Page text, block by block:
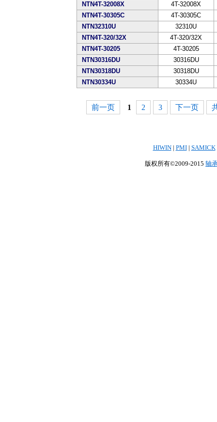
NTN4T-32008X
4T-32008X
NTN4T-30305C
4T-30305C
NTN32310U
32310U
NTN4T-320/32X
4T-320/32X
NTN4T-30205
4T-30205
NTN30316DU
30316DU
NTN30318DU
30318DU
NTN30334U
30334U
前一页 1 2 3 下一页
HIWIN| PMI| SAMICK
版权所有©2009-2015 轴